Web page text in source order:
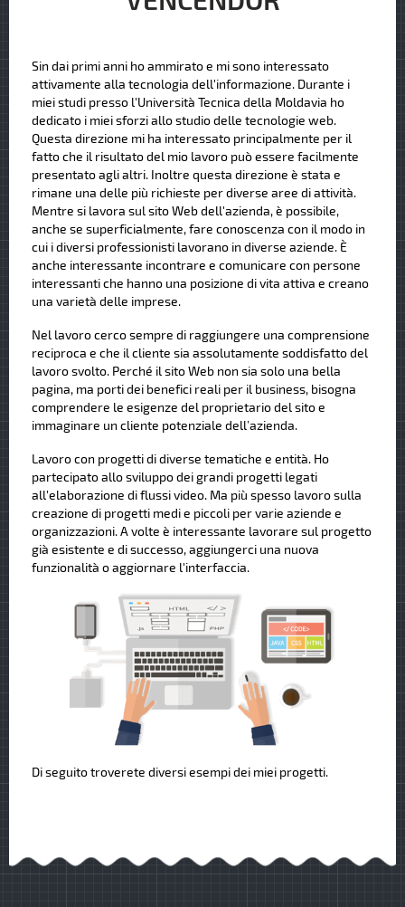
Sin dai primi anni ho ammirato e mi sono interessato
attivamente alla tecnologia dell'informazione. Durante i
miei studi presso l'Università Tecnica della Moldavia ho
dedicato i miei sforzi allo studio delle tecnologie web.
Questa direzione mi ha interessato principalmente per il
fatto che il risultato del mio lavoro può essere facilmente
presentato agli altri. Inoltre questa direzione è stata e
rimane una delle più richieste per diverse aree di attività.
Mentre si lavora sul sito Web dell'azienda, è possibile,
anche se superficialmente, fare conoscenza con il modo in
cui i diversi professionisti lavorano in diverse aziende. È
anche interessante incontrare e comunicare con persone
interessanti che hanno una posizione di vita attiva e creano
una varietà delle imprese.
Nel lavoro cerco sempre di raggiungere una comprensione
reciproca e che il cliente sia assolutamente soddisfatto del
lavoro svolto. Perché il sito Web non sia solo una bella
pagina, ma porti dei benefici reali per il business, bisogna
comprendere le esigenze del proprietario del sito e
immaginare un cliente potenziale dell’azienda.
Lavoro con progetti di diverse tematiche e entità. Ho
partecipato allo sviluppo dei grandi progetti legati
all'elaborazione di flussi video. Ma più spesso lavoro sulla
creazione di progetti medi e piccoli per varie aziende e
organizzazioni. A volte è interessante lavorare sul progetto
già esistente e di successo, aggiungerci una nuova
funzionalità o aggiornare l'interfaccia.
Di seguito troverete diversi esempi dei miei progetti.